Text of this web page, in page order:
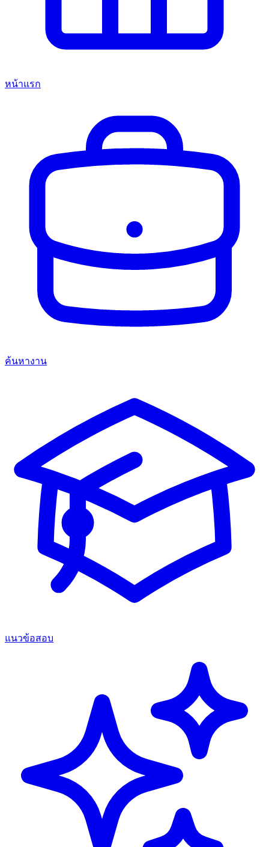
หน้าแรก
ค้นหางาน
แนวข้อสอบ